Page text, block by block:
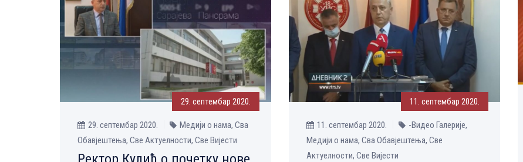
29. септембар 2020.
29. септембар 2020.
Медији о нама, Сва
Обавјештења, Све Aктуелности, Све Вијести
11. септембар 2020.
11. септембар 2020.
-Видео Галерије,
Медији о нама, Сва Обавјештења, Све
Aктуелности, Све Вијести